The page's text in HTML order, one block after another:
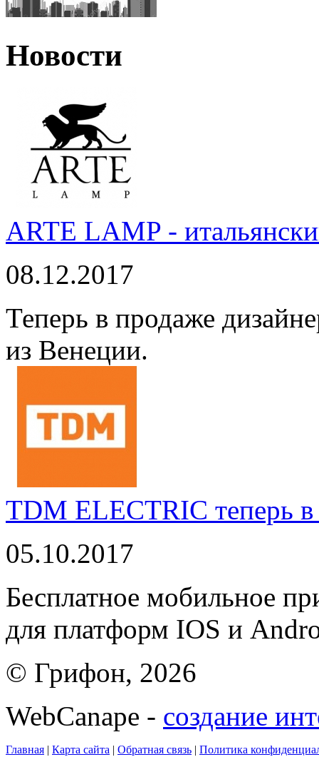
Новости
ARTE LAMP -
08.12.2017
Теперь в продаже
из Венеции.
TDM ELECTRIC теперь
05.10.2017
Бесплатное мобильное
для платформ IOS и
© Грифон, 2026
WebCanape - создание
Главная | Карта сайта | Обратная связь | Политика